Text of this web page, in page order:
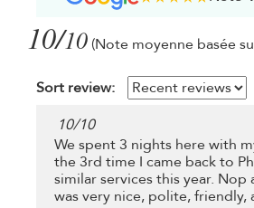
10/10 (Note moyenne basée
Sort review:
10/10
We spent 3 nights here with
the 3rd time I came back to
similar services this year. Nop
was very nice, polite, friendly,